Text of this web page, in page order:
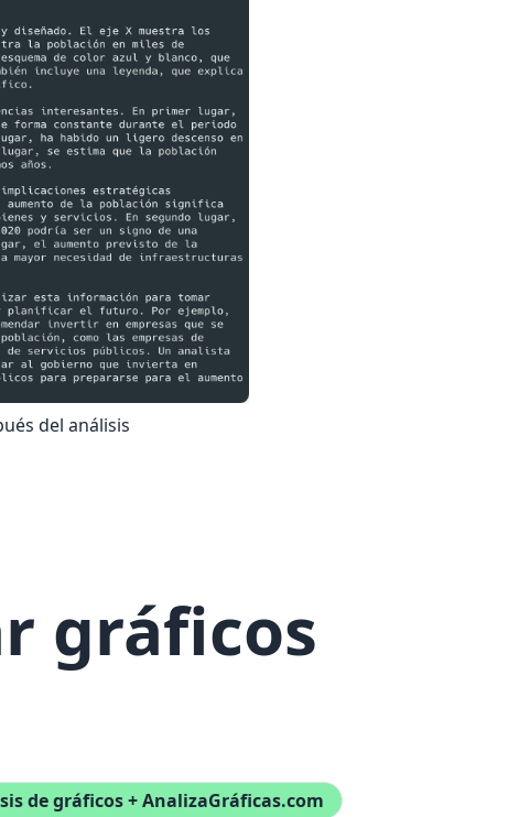
del análisis
gráficos
de gráficos + AnalizaGráficas.com